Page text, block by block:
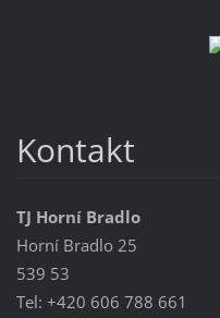
Kontakt
TJ Horní Bradlo
Horní Bradlo 25
539 53
Tel: +420 606 788 661